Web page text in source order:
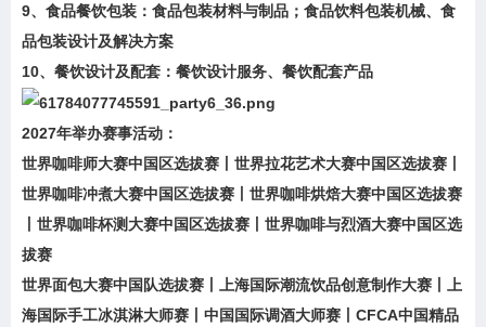
9、食品餐饮包装：食品包装材料与制品；食品饮料包装机械、食
品包装设计及解决方案
10、餐饮设计及配套： 餐饮设计服务、餐饮配套产品
2027年举办赛事活动：
世界咖啡师大赛中国区选拔赛丨世界拉花艺术大赛中国区选拔赛丨
世界咖啡冲煮大赛中国区选拔赛丨世界咖啡烘焙大赛中国区选拔赛
丨世界咖啡杯测大赛中国区选拔赛丨世界咖啡与烈酒大赛中国区选
拔赛
世界面包大赛中国队选拔赛丨上海国际潮流饮品创意制作大赛丨上
海国际手工冰淇淋大师赛丨中国国际调酒大师赛丨CFCA中国精品